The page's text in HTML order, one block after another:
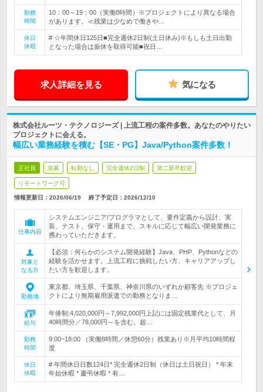
勤務
時間
10：00～19：00（実働8時間）※プロジェクトにより異なる場合
があります。≪残業は少なめで働きや…
休日
休暇
# ☆年間休日125日■完全週休2日制(土日休み)※もしも土日出勤
となった場合は振休を取得可能■祝日…
求人詳細を見る 気になる
株式会社ルーツ・テクノロジーズ | 上流工程の案件多数。あなたのやりたい
プロジェクトに会える。
幅広い業務経験を積む【SE・PG】Java/Python案件多数！
正社員 急募 転勤なし 完全週休2日制 第二新卒歓迎
リモートワーク可
情報更新日：2026/06/19 終了予定日： 2026/12/10
仕事内容
システムエンジニア/プログラマとして、要件定義から設計、実
装、テスト、保守・運用まで、スキルに応じて幅広い開発業務に
携わっていただきます。
対象と
なる方
【必須：何らかのシステム開発経験】Java、PHP、Pythonなどの
経験を活かせます。上流工程に挑戦したい方、キャリアアップし
たい方を歓迎します。
勤務地
東京都、埼玉県、千葉県、神奈川県のいずれか顧客先 ※プロジェ
クトにより無期雇用派遣での勤務となりま…
給与
年俸制:4,020,000円～7,992,000円上記には固定残業代として、月
40時間分／78,000円～を含む。超…
勤務
時間
9:00~18:00 （実働8時間／休憩60分）残業あり※月平均10時間程
度
休日
休暇
# 年間休日日数124日* 完全週休2日制（休日は土日祝日） * 年末
年始休暇 * 慶弔休暇 * 有…